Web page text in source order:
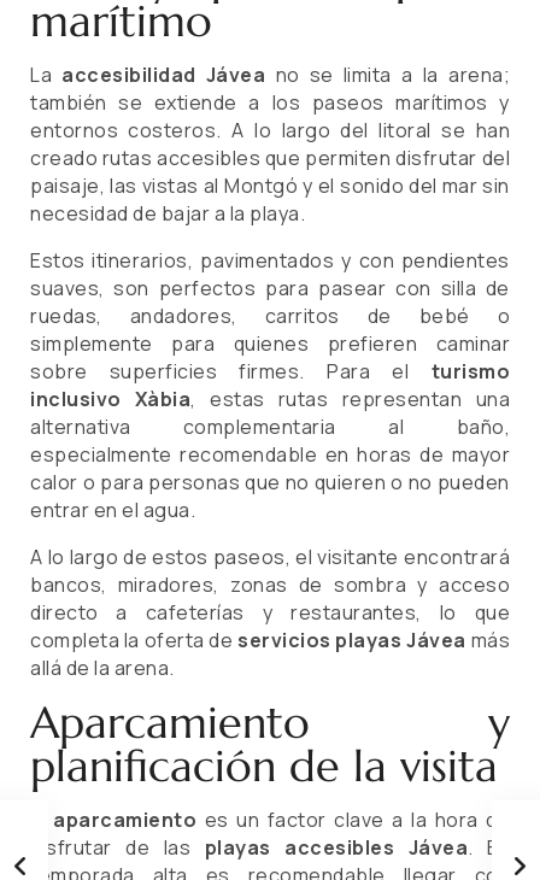
marítimo
La accesibilidad Jávea no se limita a la arena;
también se extiende a los paseos marítimos y
entornos costeros. A lo largo del litoral se han
creado rutas accesibles que permiten disfrutar del
paisaje, las vistas al Montgó y el sonido del mar sin
necesidad de bajar a la playa.
Estos itinerarios, pavimentados y con pendientes
suaves, son perfectos para pasear con silla de
ruedas, andadores, carritos de bebé o
simplemente para quienes prefieren caminar
sobre superficies firmes. Para el turismo
inclusivo Xàbia, estas rutas representan una
alternativa complementaria al baño,
especialmente recomendable en horas de mayor
calor o para personas que no quieren o no pueden
entrar en el agua.
A lo largo de estos paseos, el visitante encontrará
bancos, miradores, zonas de sombra y acceso
directo a cafeterías y restaurantes, lo que
completa la oferta de servicios playas Jávea más
allá de la arena.
Aparcamiento y
planificación de la visita
aparcamiento es un factor clave a la hora de
disfrutar de las playas accesibles Jávea. En